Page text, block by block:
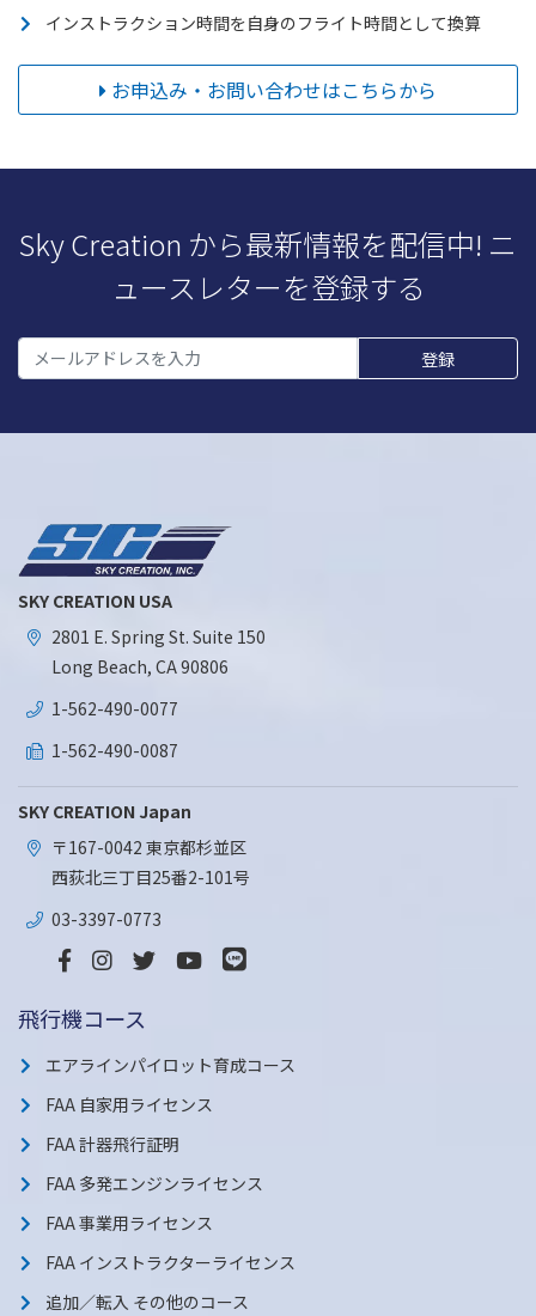
インストラクション時間を自身のフライト時間として換算
お申込み・お問い合わせはこちらから
Sky Creation から最新情報を配信中! ニ
ュースレターを登録する
SKY CREATION USA
2801 E. Spring St. Suite 150
Long Beach, CA 90806
1-562-490-0077
1-562-490-0087
SKY CREATION Japan
〒167-0042 東京都杉並区
西荻北三丁目25番2-101号
03-3397-0773
飛行機コース
エアラインパイロット育成コース
FAA 自家用ライセンス
FAA 計器飛行証明
FAA 多発エンジンライセンス
FAA 事業用ライセンス
FAA インストラクターライセンス
追加／転入 その他のコース